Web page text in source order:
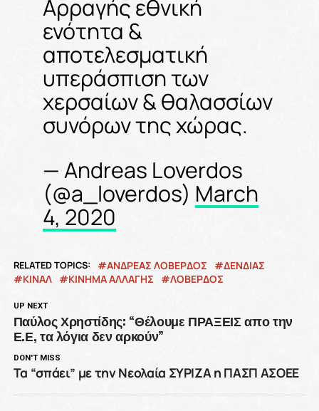
Αρραγής εθνική
ενότητα &
αποτελεσματική
υπεράσπιση των
χερσαίων & θαλασσίων
συνόρων της χώρας.
— Andreas Loverdos
(@a_loverdos) March
4, 2020
RELATED TOPICS: ΑΝΔΡΕΑΣ ΛΟΒΕΡΔΟΣ
ΔΕΝΔΙΑΣ
ΚΙΝΑΛ
ΚΙΝΗΜΑ ΑΛΛΑΓΗΣ ΛΟΒΕΡΔΟΣ
UP NEXT
Παύλος Χρηστίδης: “Θέλουμε ΠΡΑΞΕΙΣ απο την
Ε.Ε, τα λόγια δεν αρκούν”
DON'T MISS
Τα “σπάει” με την Νεολαία ΣΥΡΙΖΑ η ΠΑΣΠ ΑΣΟΕΕ